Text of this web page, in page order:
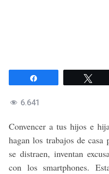
6.641
Convencer a tus hijos e
hagan los trabajos de casa
se distraen, inventan
con los smartphones.